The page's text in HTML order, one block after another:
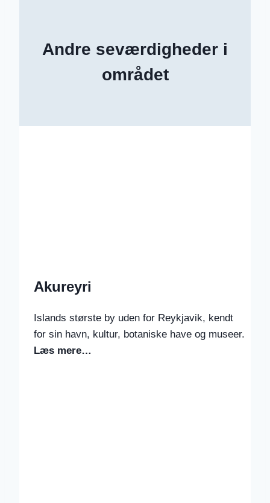
Andre seværdigheder i
området
Akureyri
Islands største by uden for Reykjavik, kendt
for sin havn, kultur, botaniske have og museer.
Læs mere…